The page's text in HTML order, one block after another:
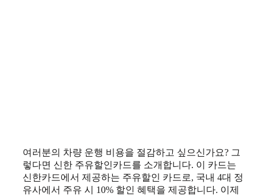
여러분의 차량 운행 비용을 절감하고 싶으신가요? 그
렇다면 신한 주유할인카드를 소개합니다. 이 카드는
신한카드에서 제공하는 주유할인 카드로, 국내 4대 정
유사에서 주유 시 10% 할인 혜택을 제공합니다. 이제